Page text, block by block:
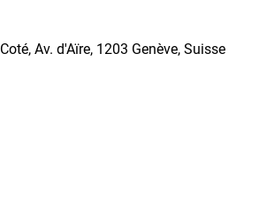
Av. d'Aïre, 1203 Genève, Suisse